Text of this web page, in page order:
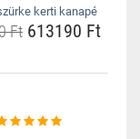
kerti kanapé
Ft 613190 Ft